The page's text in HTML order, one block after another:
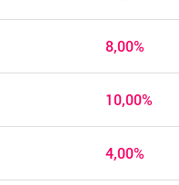
8,00%
10,00%
4,00%